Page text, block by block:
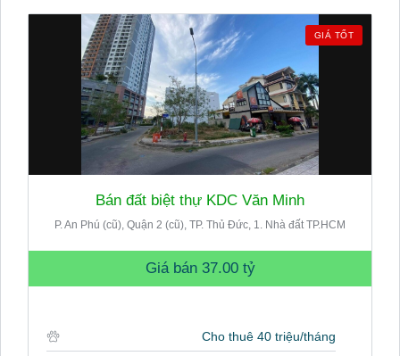
GIÁ TỐT
Bán đất biệt thự KDC Văn Minh
P. An Phú (cũ), Quận 2 (cũ), TP. Thủ Đức, 1. Nhà đất TP.HCM
Giá bán 37.00 tỷ
Cho thuê 40 triệu/tháng